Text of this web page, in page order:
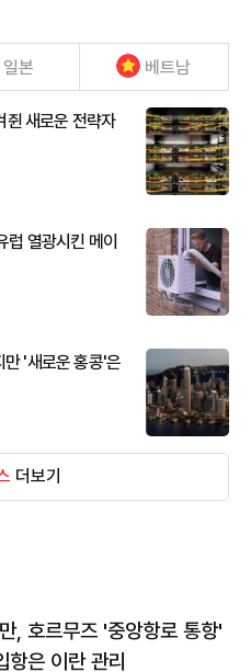
일본 베트남
새로운 전략자
럽 열광시킨 메이
'새로운 홍콩'은
더보기
, 호르무즈 '중앙항로 통항'
은 이란 관리